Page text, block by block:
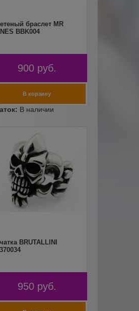
браслет MR
BBK004
900 руб.
BRUTALLINI
950 руб.